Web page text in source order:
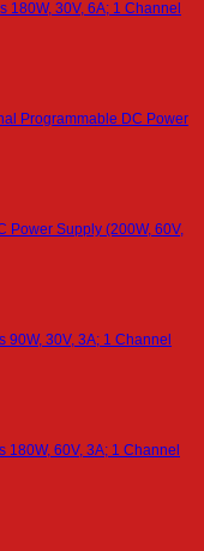
180W, 30V, 6A; 1 Channel
Programmable DC Power
Power Supply (200W, 60V,
90W, 30V, 3A; 1 Channel
180W, 60V, 3A; 1 Channel